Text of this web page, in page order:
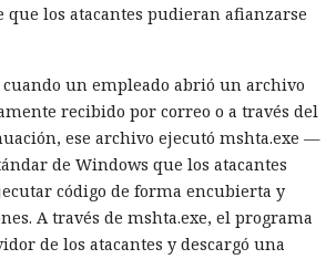
que los atacantes pudieran afianzarse
cuando un empleado abrió un archivo
recibido por correo o a través del
ese archivo ejecutó mshta.exe —
de Windows que los atacantes
código de forma encubierta y
A través de mshta.exe, el programa
de los atacantes y descargó una